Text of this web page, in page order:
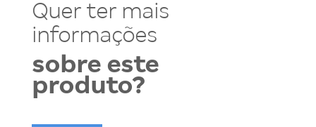
Quer ter mais
informações
sobre este
produto?